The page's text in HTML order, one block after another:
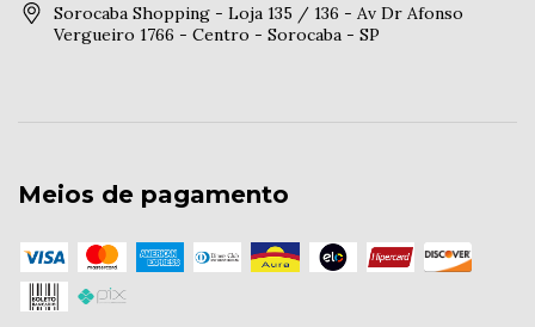
Sorocaba Shopping - Loja 135 / 136 - Av Dr Afonso
Vergueiro 1766 - Centro - Sorocaba - SP
Meios de pagamento